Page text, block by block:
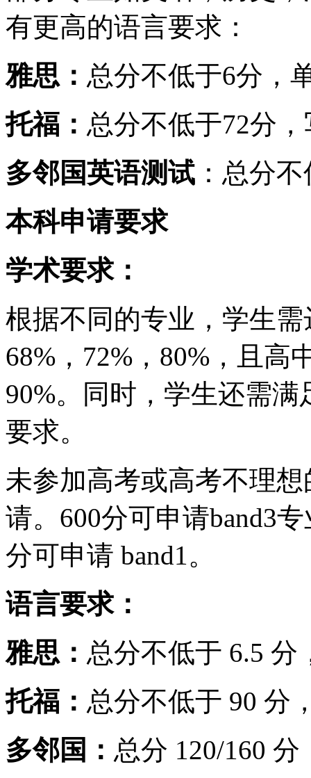
有更高的语言要求：
雅思： 总分不低于6分，
托福： 总分不低于72分
多邻国英语测试 ：总分
本科申请要求
学术要求：
根据不同的专业，学生
68%，72%，80%，且高
90%。同时，学生还需
要求。
未参加高考或高考不理
请。600分可申请band3
分可申请 band1。
语言要求：
雅思： 总分不低于 6.5 分
托福： 总分不低于 90 分
多邻国： 总分 120/160